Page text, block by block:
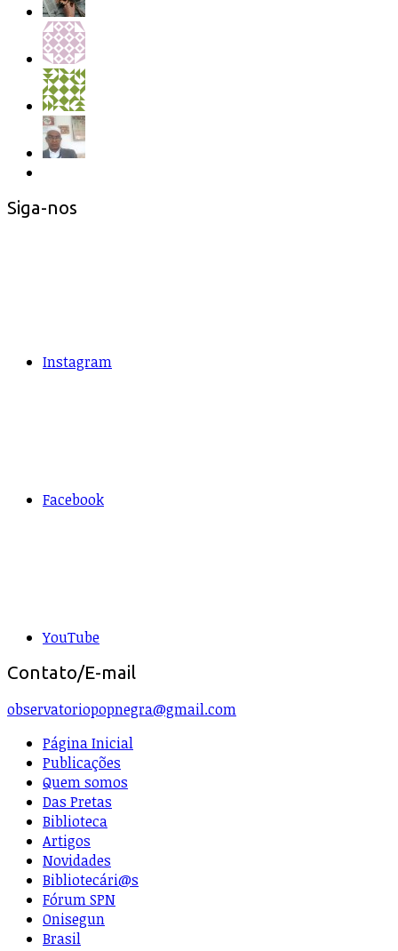
Siga-nos
Instagram
Facebook
YouTube
Contato/E-mail
observatoriopopnegra@gmail.com
Página Inicial
Publicações
Quem somos
Das Pretas
Biblioteca
Artigos
Novidades
Bibliotecári@s
Fórum SPN
Onisegun
Brasil